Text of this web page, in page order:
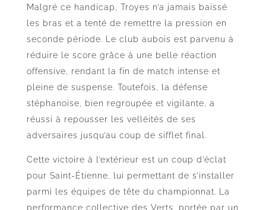
Malgré ce handicap, Troyes n’a jamais baissé
les bras et a tenté de remettre la pression en
seconde période. Le club aubois est parvenu à
réduire le score grâce à une belle réaction
offensive, rendant la fin de match intense et
pleine de suspense. Toutefois, la défense
stéphanoise, bien regroupée et vigilante, a
réussi à repousser les velléités de ses
adversaires jusqu’au coup de sifflet final.
Cette victoire à l’extérieur est un coup d’éclat
pour Saint-Étienne, lui permettant de s’installer
parmi les équipes de tête du championnat. La
performance collective des Verts, portée par un